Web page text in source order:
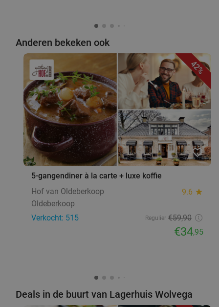
Anderen bekeken ook
42%
favorite_border
5-gangendiner à la carte + luxe koffie
Hof van Oldeberkoop
9.6 star
Oldeberkoop
Verkocht: 515
Regulier €59,90
€34,95
Deals in de buurt van Lagerhuis Wolvega